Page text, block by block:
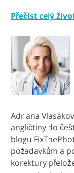
Přečíst celý
Adriana
angličtiny do
blogu
požadavkům a
korektury